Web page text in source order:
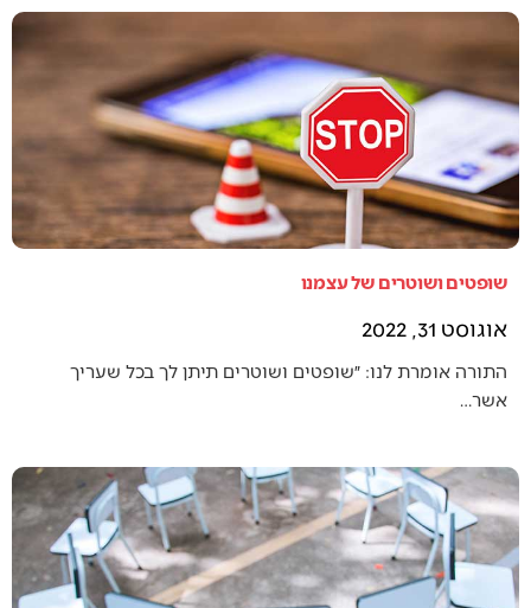
שופטים ושוטרים של עצמנו
אוגוסט 31, 2022
התורה אומרת לנו: ״שופטים ושוטרים תיתן לך בכל שעריך
אשר…